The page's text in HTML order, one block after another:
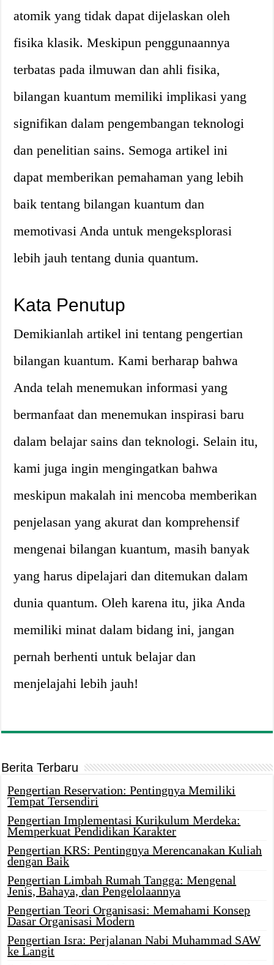
atomik yang tidak dapat dijelaskan oleh
fisika klasik. Meskipun penggunaannya
terbatas pada ilmuwan dan ahli fisika,
bilangan kuantum memiliki implikasi yang
signifikan dalam pengembangan teknologi
dan penelitian sains. Semoga artikel ini
dapat memberikan pemahaman yang lebih
baik tentang bilangan kuantum dan
memotivasi Anda untuk mengeksplorasi
lebih jauh tentang dunia quantum.
Kata Penutup
Demikianlah artikel ini tentang pengertian
bilangan kuantum. Kami berharap bahwa
Anda telah menemukan informasi yang
bermanfaat dan menemukan inspirasi baru
dalam belajar sains dan teknologi. Selain itu,
kami juga ingin mengingatkan bahwa
meskipun makalah ini mencoba memberikan
penjelasan yang akurat dan komprehensif
mengenai bilangan kuantum, masih banyak
yang harus dipelajari dan ditemukan dalam
dunia quantum. Oleh karena itu, jika Anda
memiliki minat dalam bidang ini, jangan
pernah berhenti untuk belajar dan
menjelajahi lebih jauh!
Berita Terbaru
Pengertian Reservation: Pentingnya Memiliki
Tempat Tersendiri
Pengertian Implementasi Kurikulum Merdeka:
Memperkuat Pendidikan Karakter
Pengertian KRS: Pentingnya Merencanakan Kuliah
dengan Baik
Pengertian Limbah Rumah Tangga: Mengenal
Jenis, Bahaya, dan Pengelolaannya
Pengertian Teori Organisasi: Memahami Konsep
Dasar Organisasi Modern
Pengertian Isra: Perjalanan Nabi Muhammad SAW
ke Langit